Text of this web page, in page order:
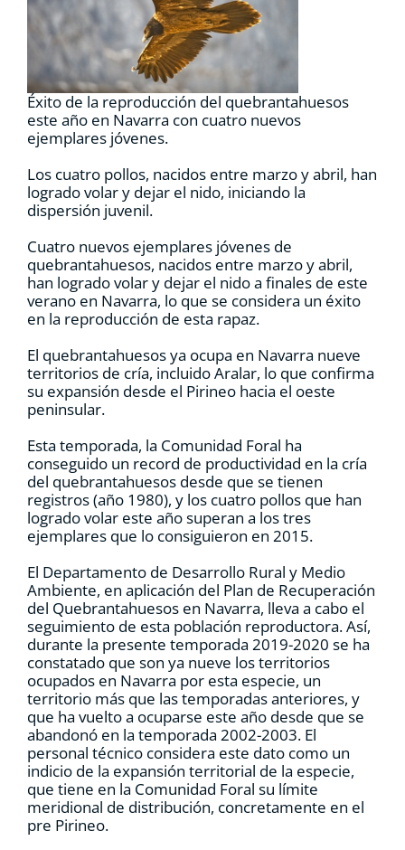
RECURSOS
NOTICIAS
CONTACTO
CARRITO
Éxito de la reproducción del quebrantahuesos
este año en Navarra con cuatro nuevos
ejemplares jóvenes.
Los cuatro pollos, nacidos entre marzo y abril, han
logrado volar y dejar el nido, iniciando la
dispersión juvenil.
Cuatro nuevos ejemplares jóvenes de
quebrantahuesos, nacidos entre marzo y abril,
han logrado volar y dejar el nido a finales de este
verano en Navarra, lo que se considera un éxito
en la reproducción de esta rapaz.
El quebrantahuesos ya ocupa en Navarra nueve
territorios de cría, incluido Aralar, lo que confirma
su expansión desde el Pirineo hacia el oeste
peninsular.
Esta temporada, la Comunidad Foral ha
conseguido un record de productividad en la cría
del quebrantahuesos desde que se tienen
registros (año 1980), y los cuatro pollos que han
logrado volar este año superan a los tres
ejemplares que lo consiguieron en 2015.
El Departamento de Desarrollo Rural y Medio
Ambiente, en aplicación del Plan de Recuperación
del Quebrantahuesos en Navarra, lleva a cabo el
seguimiento de esta población reproductora. Así,
durante la presente temporada 2019-2020 se ha
constatado que son ya nueve los territorios
ocupados en Navarra por esta especie, un
territorio más que las temporadas anteriores, y
que ha vuelto a ocuparse este año desde que se
abandonó en la temporada 2002-2003. El
personal técnico considera este dato como un
indicio de la expansión territorial de la especie,
que tiene en la Comunidad Foral su límite
meridional de distribución, concretamente en el
pre Pirineo.